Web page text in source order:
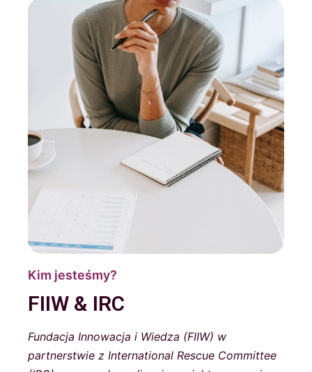
Kim jesteśmy?
FIIW & IRC
Fundacja Innowacja i Wiedza (FIIW) w
partnerstwie z International Rescue Committee